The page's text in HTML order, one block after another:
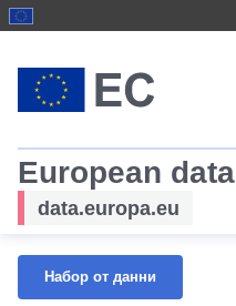
European data
data.europa.eu
Набор от данни